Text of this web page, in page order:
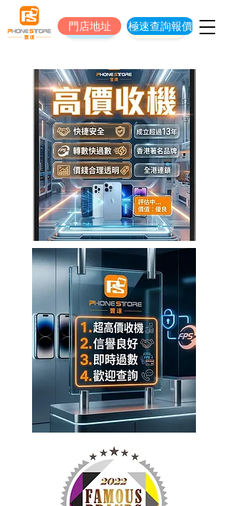
立即預約維修
門店地址
門店地址 極速查詢報價